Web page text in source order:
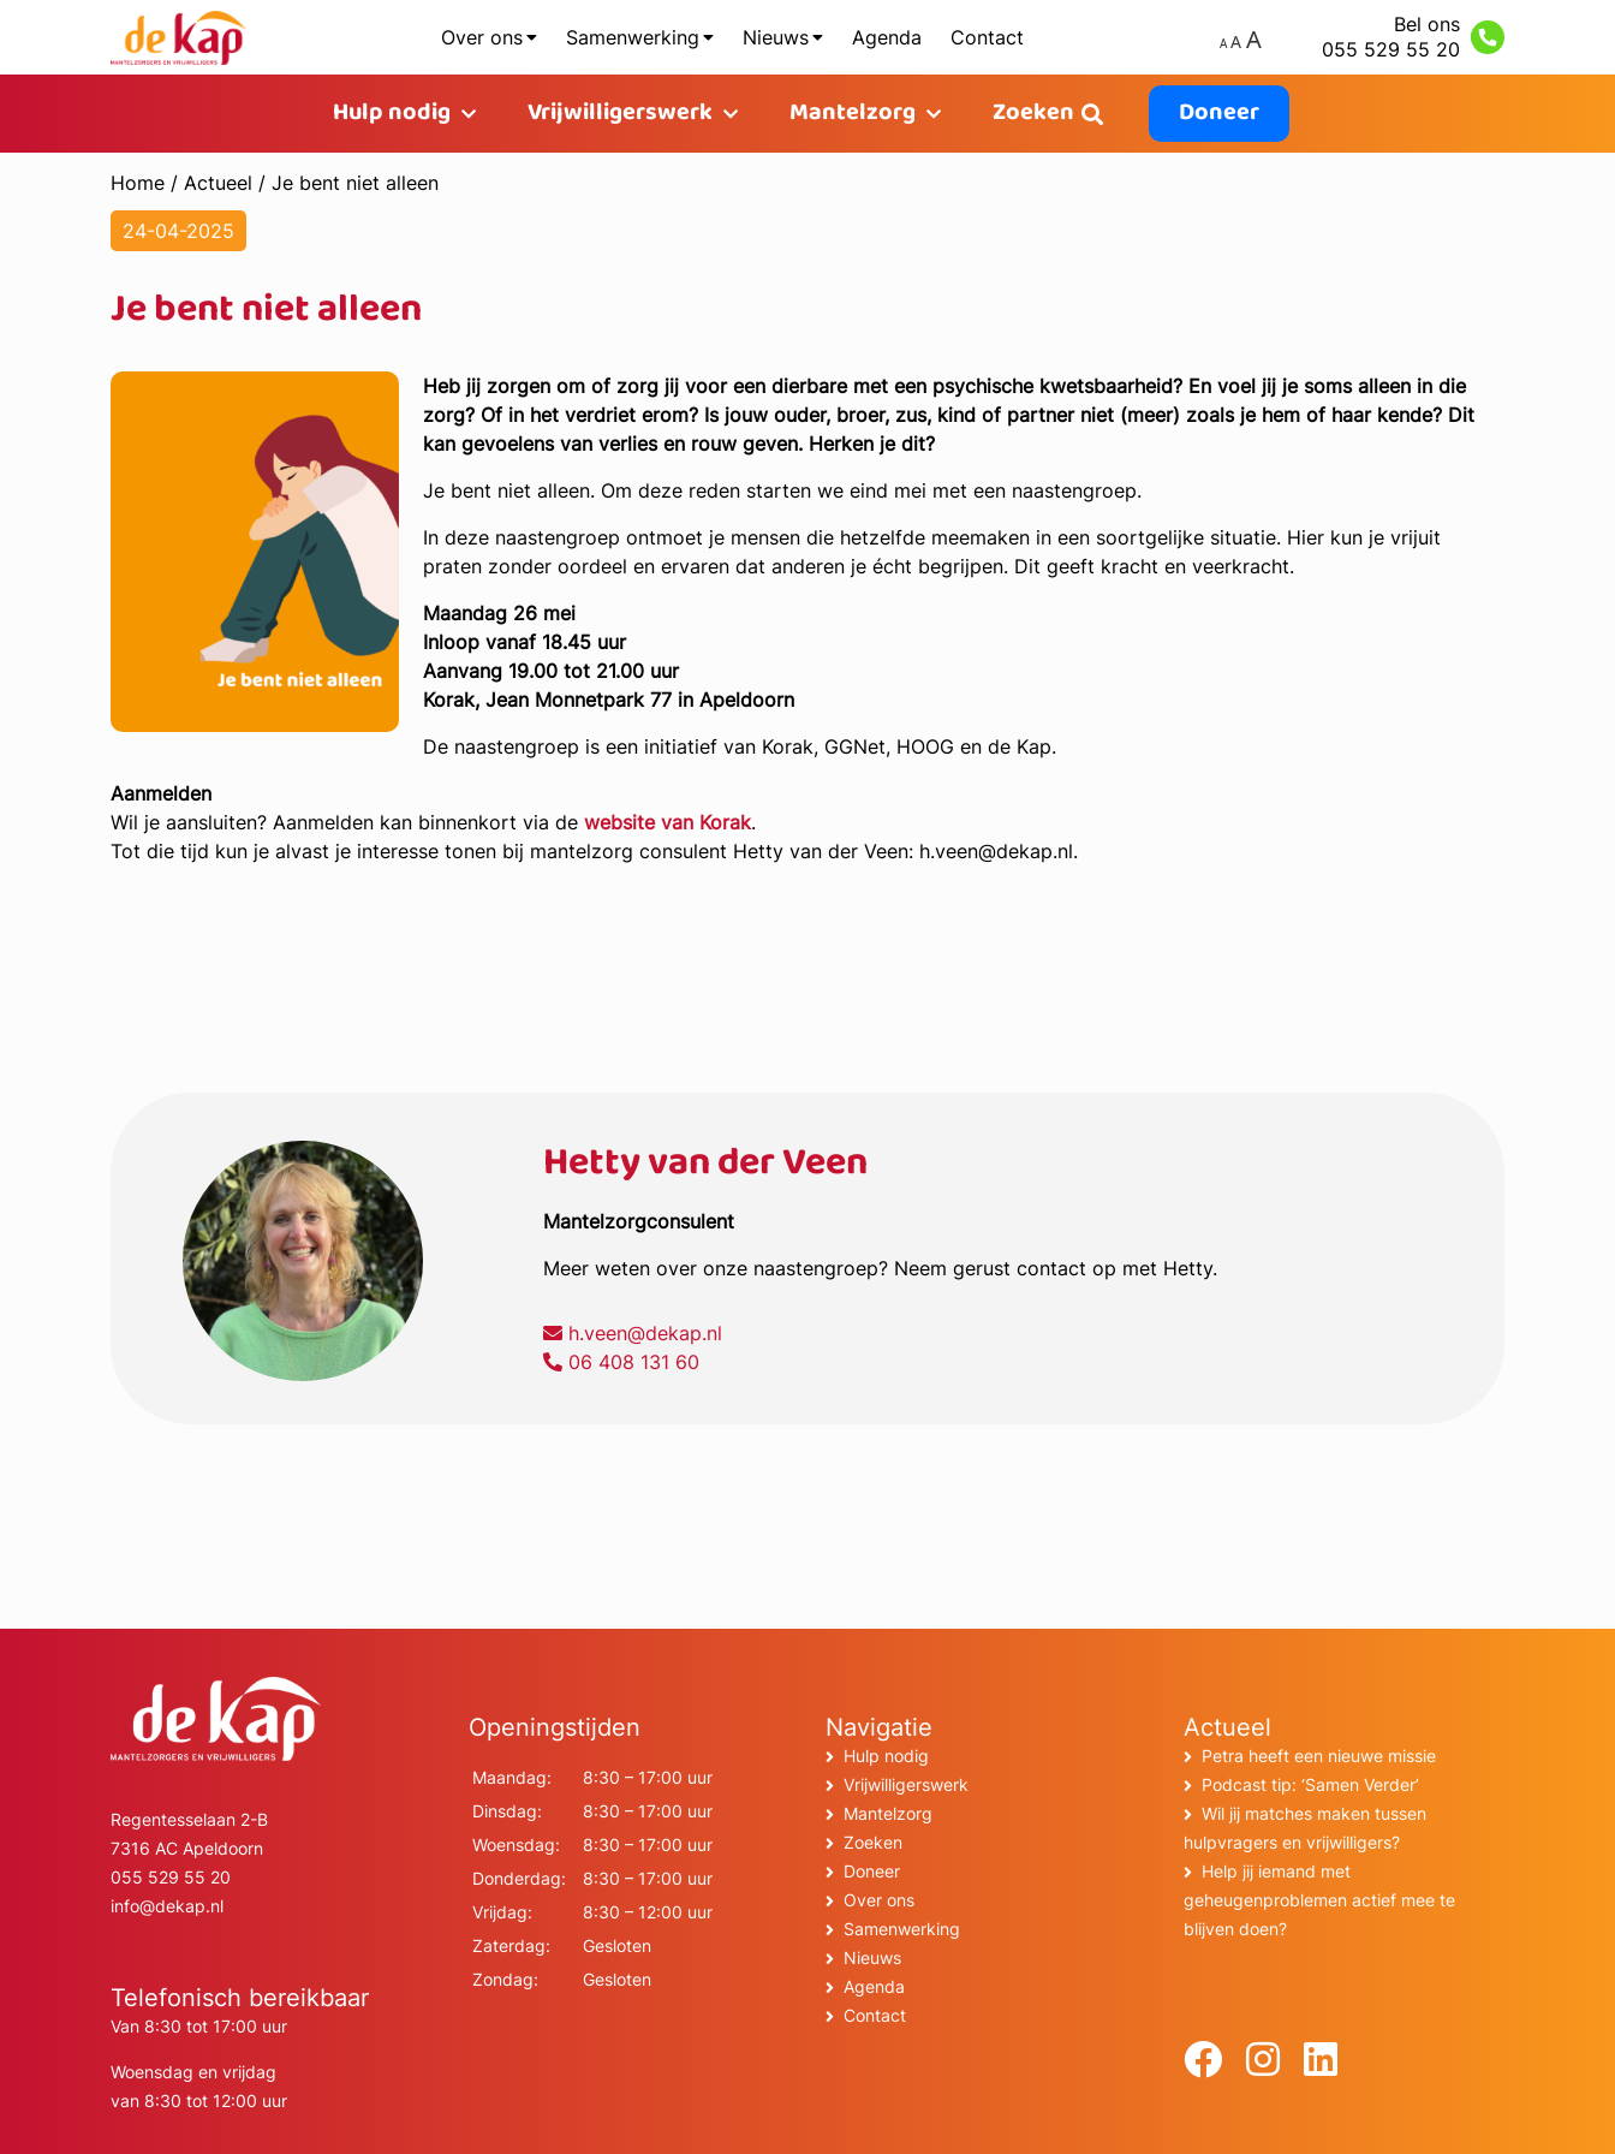
Over ons Samenwerking Nieuws Agenda Contact
Bel ons
055 529 55 20
Hulp nodig Vrijwilligerswerk Mantelzorg Zoeken Doneer
Home / Actueel / Je bent niet alleen
24-04-2025
Je bent niet alleen
Heb jij zorgen om of zorg jij voor een dierbare met een psychische kwetsbaarheid? En voel jij je soms alleen in die
zorg? Of in het verdriet erom? Is jouw ouder, broer, zus, kind of partner niet (meer) zoals je hem of haar kende? Dit
kan gevoelens van verlies en rouw geven. Herken je dit?
Je bent niet alleen. Om deze reden starten we eind mei met een naastengroep.
In deze naastengroep ontmoet je mensen die hetzelfde meemaken in een soortgelijke situatie. Hier kun je vrijuit
praten zonder oordeel en ervaren dat anderen je écht begrijpen. Dit geeft kracht en veerkracht.
Maandag 26 mei
Inloop vanaf 18.45 uur
Aanvang 19.00 tot 21.00 uur
Korak, Jean Monnetpark 77 in Apeldoorn
De naastengroep is een initiatief van Korak, GGNet, HOOG en de Kap.
Aanmelden
Wil je aansluiten? Aanmelden kan binnenkort via de website van Korak.
Tot die tijd kun je alvast je interesse tonen bij mantelzorg consulent Hetty van der Veen: h.veen@dekap.nl.
Hetty van der Veen
Mantelzorgconsulent
Meer weten over onze naastengroep? Neem gerust contact op met Hetty.
h.veen@dekap.nl
06 408 131 60
Regentesselaan 2-B
7316 AC Apeldoorn
055 529 55 20
info@dekap.nl
Telefonisch bereikbaar
Van 8:30 tot 17:00 uur
Woensdag en vrijdag
van 8:30 tot 12:00 uur
Openingstijden
Maandag:
8:30 – 17:00 uur
Dinsdag:
8:30 – 17:00 uur
Woensdag:
8:30 – 17:00 uur
Donderdag:
8:30 – 17:00 uur
Vrijdag:
8:30 – 12:00 uur
Zaterdag:
Gesloten
Zondag:
Gesloten
Navigatie
Hulp nodig
Vrijwilligerswerk
Mantelzorg
Zoeken
Doneer
Over ons
Samenwerking
Nieuws
Agenda
Contact
Actueel
Petra heeft een nieuwe missie
Podcast tip: ‘Samen Verder’
Wil jij matches maken tussen
hulpvragers en vrijwilligers?
Help jij iemand met
geheugenproblemen actief mee te
blijven doen?